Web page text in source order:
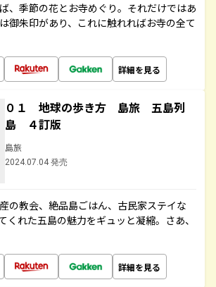
、季節の花とお寺めぐり。それだけではあ
御朱印があり、これに触れればお寺の全て
詳細を見る
０１ 地球の歩き方 島旅 五島列
島 ４訂版
島旅
2024.07.04 発売
の教会、絶品島ごはん、古民家ステイな
くれた五島の魅力をギュッと凝縮。さあ、
詳細を見る